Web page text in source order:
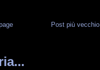
Post più vecchio